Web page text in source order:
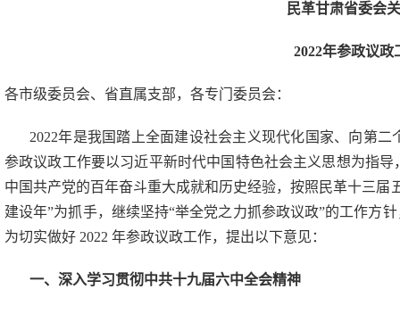
民革甘肃省委会
2022年参政议政
各市级委员会、省直属支部，各专门委员会：
2022年是我国踏上全面建设社会主义现代化国家、向第
参政议政工作要以习近平新时代中国特色社会主义思想为指
中国共产党的百年奋斗重大成就和历史经验，按照民革十三
建设年”为抓手，继续坚持“举全党之力抓参政议政”的工作方
为切实做好 2022 年参政议政工作，提出以下意见：
一、深入学习贯彻中共十九届六中全会精神